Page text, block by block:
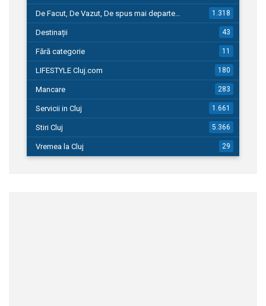
De Facut, De Vazut, De spus mai departe… 1.318
Destinații 43
Fără categorie 11
LIFESTYLE Cluj.com 180
Mancare 283
Servicii in Cluj 1.661
Stiri Cluj 5.366
Vremea la Cluj 29